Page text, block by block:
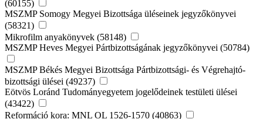
(60155)
MSZMP Somogy Megyei Bizottsága üléseinek jegyzőkönyvei
(58321)
Mikrofilm anyakönyvek (58148)
MSZMP Heves Megyei Pártbizottságának jegyzőkönyvei (50784)
MSZMP Békés Megyei Bizottsága Pártbizottsági- és Végrehajtó-
bizottsági ülései (49237)
Eötvös Loránd Tudományegyetem jogelődeinek testületi ülései
(43422)
Reformáció kora: MNL OL 1526-1570 (40863)